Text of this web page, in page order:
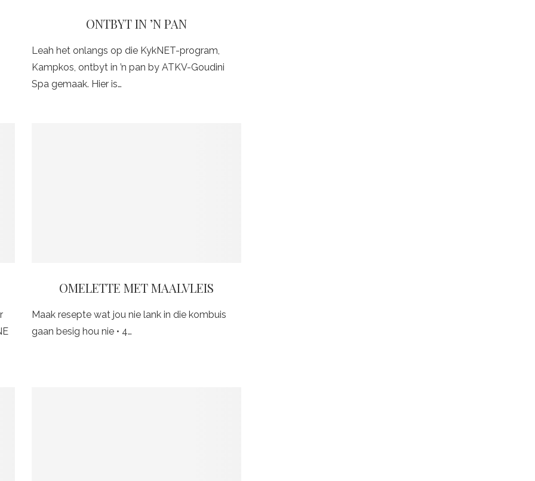
ONTBYT IN ’N PAN
Leah het onlangs op die KykNET-program,
Kampkos, ontbyt in ’n pan by ATKV-Goudini
Spa gemaak. Hier is…
OMELETTE MET MAALVLEIS
Maak resepte wat jou nie lank in die kombuis
gaan besig hou nie • 4…